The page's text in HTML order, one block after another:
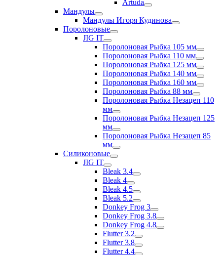
Artuda
Мандулы
Мандулы Игоря Кудинова
Поролоновые
JIG IT
Поролоновая Рыбка 105 мм
Поролоновая Рыбка 110 мм
Поролоновая Рыбка 125 мм
Поролоновая Рыбка 140 мм
Поролоновая Рыбка 160 мм
Поролоновая Рыбка 88 мм
Поролоновая Рыбка Незацеп 110
мм
Поролоновая Рыбка Незацеп 125
мм
Поролоновая Рыбка Незацеп 85
мм
Силиконовые
JIG IT
Bleak 3.4
Bleak 4
Bleak 4.5
Bleak 5.2
Donkey Frog 3
Donkey Frog 3.8
Donkey Frog 4.8
Flutter 3.2
Flutter 3.8
Flutter 4.4